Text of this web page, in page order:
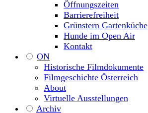
Öffnungszeiten
Barrierefreiheit
Grünstern Gartenküche
Hunde im Open Air
Kontakt
ON
Historische Filmdokumente
Filmgeschichte Österreich
About
Virtuelle Ausstellungen
Archiv